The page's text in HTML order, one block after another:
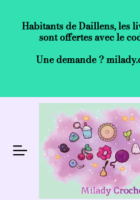
Habitants de Daillens, les
sont offertes avec le
Une demande ?